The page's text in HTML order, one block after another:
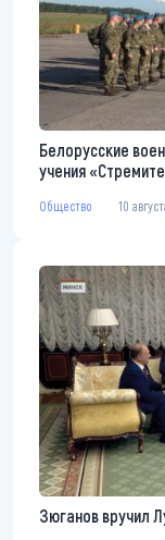
Белорусские
учения
Общество 10
Зюганов вручил